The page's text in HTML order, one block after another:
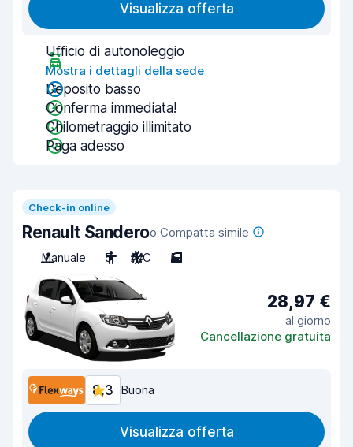
Visualizza offerta
Ufficio di autonoleggio
Mostra i dettagli della sede
Deposito basso
Conferma immediata!
Chilometraggio illimitato
Paga adesso
Check-in online
Renault Sanderoo Compatta simile
Manuale
5 A/C 5
28,97 €
al giorno
Cancellazione gratuita
8,3 Buona
Visualizza offerta